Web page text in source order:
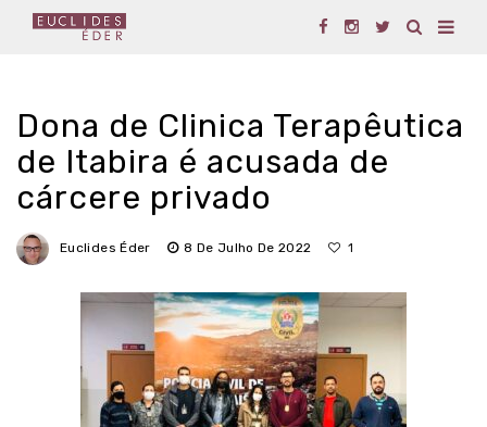
Dona de Clinica Terapêutica
de Itabira é acusada de
cárcere privado
Euclides Éder 8 De Julho De 2022 1